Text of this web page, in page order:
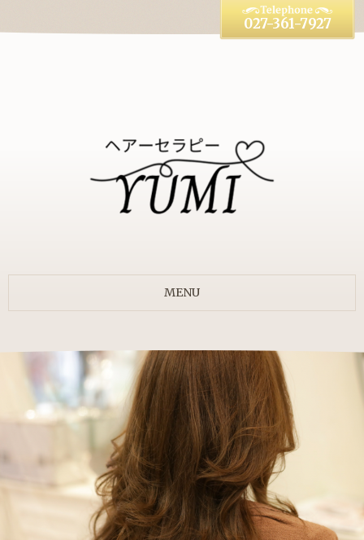
027-361-7927
MENU